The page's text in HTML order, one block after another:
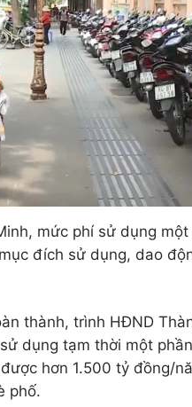
mức phí sử dụng
đích sử dụng, dao
thành, trình HĐND
dụng tạm thời một
hơn 1.500 tỷ đồng/
phố.